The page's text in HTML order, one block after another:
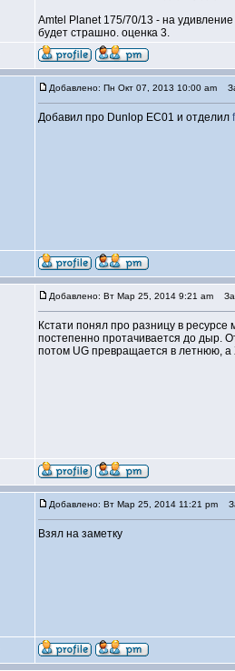
Amtel Planet 175/70/13 - на
будет страшно. оценка 3.
Добавлено: Пн Окт 07, 2013 10:00 am
Добавил про Dunlop EC01 и отделил
Добавлено: Вт Мар 25, 2014 9:21 am
Кстати понял про разницу в ресурсе
постепенно протачивается до дыр.
потом UG превращается в летнюю, а
Добавлено: Вт Мар 25, 2014 11:21 pm
Взял на заметку